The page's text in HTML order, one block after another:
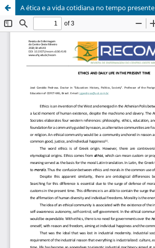
A ética e a vida cotidiana no tempo presente